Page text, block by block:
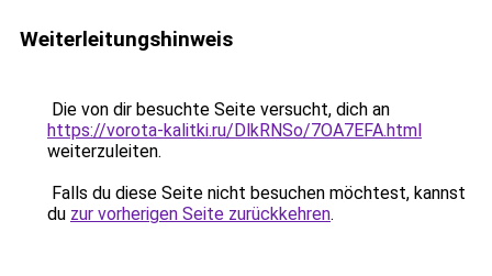
Weiterleitungshinweis
Die von dir besuchte Seite versucht, dich an
https://vorota-kalitki.ru/DlkRNSo/7OA7EFA.html
weiterzuleiten.
Falls du diese Seite nicht besuchen möchtest, kannst
du zur vorherigen Seite zurückkehren.